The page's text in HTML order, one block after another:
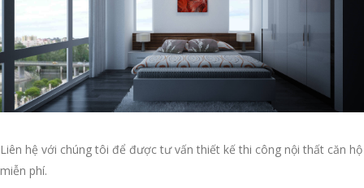
Liên hệ với chúng tôi để được tư vấn thiết kế thi công nội thất căn hộ
miễn phí.